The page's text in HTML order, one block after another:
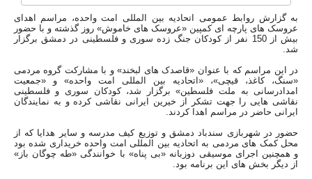
به گزارش روابط عمومی اتحادیه بین المللی امت واحده، مراسم اهدای
عروسک های پارچه ای کمپین «عروسک های خاموش» روز گذشته و با حضور
بیش از 150 نفر از کودکان جنگ زده سوری و فلسطینی در دمشق برگزار
شد.
در این مراسم که با عنوان «قاصدک های لبخند» و با مشارکت گروه مردمی
«سنگ، کاغذ، قیچی»، «اتحادیه بین المللی امت واحده» و «جمعیت
امدادرسانی به ملت فلسطین» برگزار شد، کودکان سوری و فلسطینی
نقاشی هایی را جهت تشکر از خیرین ایرانی نقاشی کرده و به نمایندگان
ایرانی حاضر در مراسم اهدا کردند.
حضور در شهربازی سندباد دمشق و توزیع کیف مدرسه و سایر هدایا که از
محل کمک های مردمی به اتحادیه بین المللی امت واحده خریداری شده بود
و همچنین اجرای موسیقی دوزبانه «بی پناه» با خوانندگی «طه چوگان باز»
از دیگر بخش های این برنامه بود.